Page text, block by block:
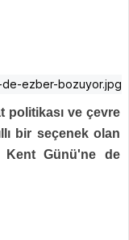
politikası ve çevre
bir seçenek olan
Kent Günü'ne de